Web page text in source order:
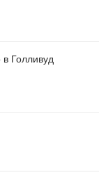
Голливуд